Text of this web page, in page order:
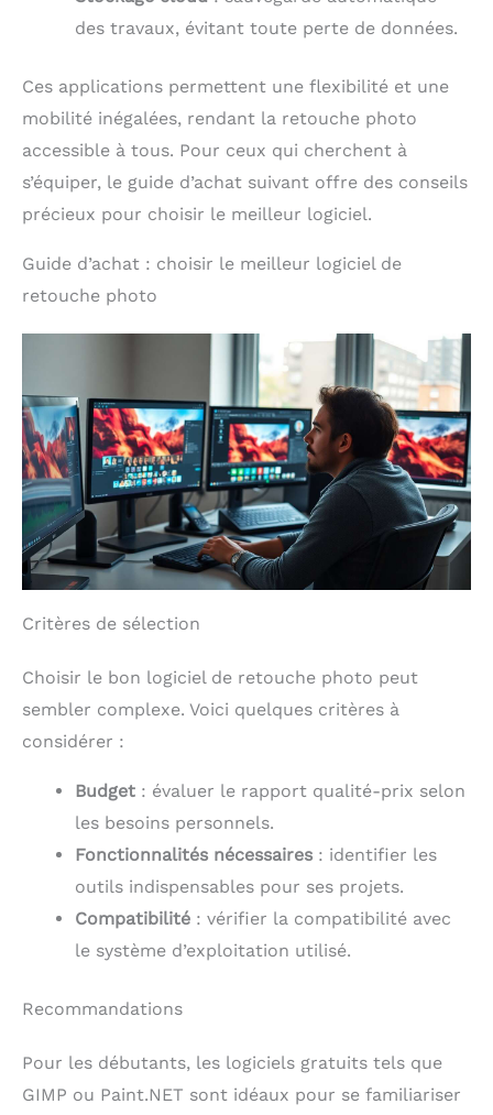
des travaux, évitant toute perte de données.
Ces applications permettent une flexibilité et une
mobilité inégalées, rendant la retouche photo
accessible à tous. Pour ceux qui cherchent à
s’équiper, le guide d’achat suivant offre des conseils
précieux pour choisir le meilleur logiciel.
Guide d’achat : choisir le meilleur logiciel de
retouche photo
Critères de sélection
Choisir le bon logiciel de retouche photo peut
sembler complexe. Voici quelques critères à
considérer :
Budget : évaluer le rapport qualité-prix selon
les besoins personnels.
Fonctionnalités nécessaires : identifier les
outils indispensables pour ses projets.
Compatibilité : vérifier la compatibilité avec
le système d’exploitation utilisé.
Recommandations
Pour les débutants, les logiciels gratuits tels que
GIMP ou Paint.NET sont idéaux pour se familiariser